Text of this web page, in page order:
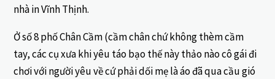
nhà in Vĩnh Thịnh.
Ở số 8 phố Chân Cầm (cầm chân chứ không thèm cầm
tay, các cụ xưa khi yêu táo bạo thế này thảo nào cô gái đi
chơi với người yêu về cứ phải dối mẹ là áo đã qua cầu gió